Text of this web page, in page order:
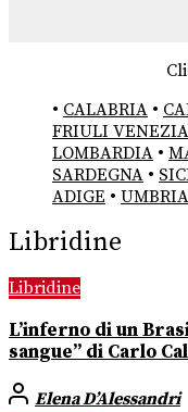
• CALABRIA •
FRIULI
LOMBARDIA •
SARDEGNA •
ADIGE • UMBRIA
Libridine
Libridine
L’inferno di un
sangue” di Carlo
Elena D’Alessandri